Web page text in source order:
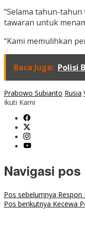
“Selama tahun-
tawaran untuk
“Kami memulihkan
Baca Juga: Polisi
Prabowo Subianto Rusia
Ikuti Kami
Navigasi pos
Pos sebelumnya Respon
Pos berikutnya Kecewa